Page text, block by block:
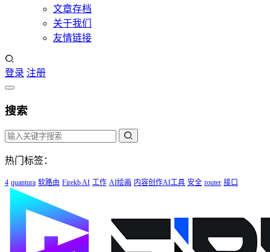
文章存档
关于我们
友情链接
登录 注册
搜索
热门标签：
4 quantura 软路由 Firekb AI 工作 AI绘画 内容创作AI工具 安全 router 接口